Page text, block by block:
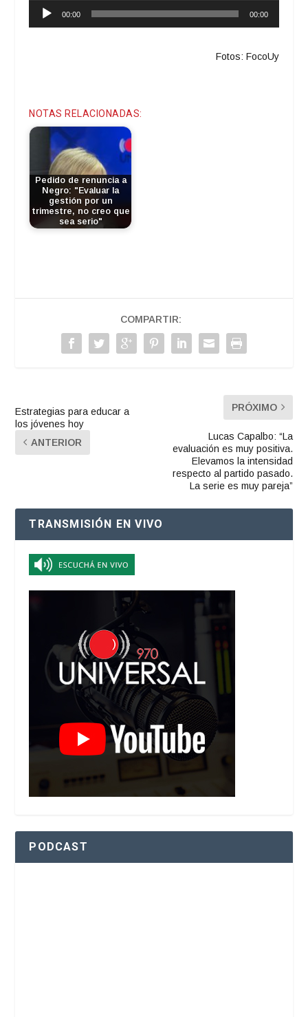
Reproductor
00:00 00:00
Fotos: FocoUy
NOTAS RELACIONADAS:
Pedido de renuncia a
Negro: "Evaluar la
gestión por un
trimestre, no creo que
sea serio"
COMPARTIR:
Estrategias para educar a
los jóvenes hoy
ANTERIOR
PRÓXIMO
Lucas Capalbo: “La
evaluación es muy positiva.
Elevamos la intensidad
respecto al partido pasado.
La serie es muy pareja”
TRANSMISIÓN EN VIVO
PODCAST